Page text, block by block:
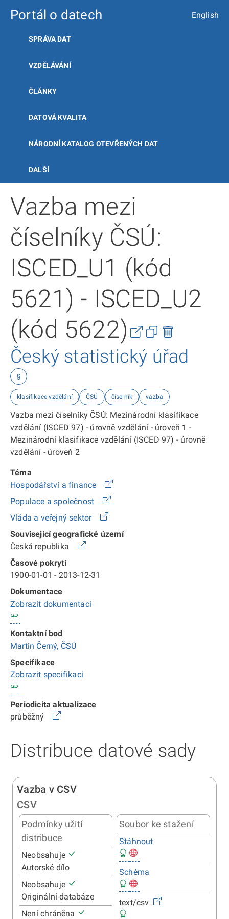
Portál o datech English
SPRÁVA DAT
VZDĚLÁVÁNÍ
ČLÁNKY
DATOVÁ KVALITA
NÁRODNÍ KATALOG OTEVŘENÝCH DAT
DALŠÍ
Vazba mezi
číselníky ČSÚ:
ISCED_U1 (kód
5621) - ISCED_U2
(kód 5622)
Český statistický úřad
§
klasifikace vzdělání ČSÚ číselník vazba
Vazba mezi číselníky ČSÚ: Mezinárodní klasifikace
vzdělání (ISCED 97) - úrovně vzdělání - úroveň 1 -
Mezinárodní klasifikace vzdělání (ISCED 97) - úrovně
vzdělání - úroveň 2
Téma
Hospodářství a finance
Populace a společnost
Vláda a veřejný sektor
Související geografické území
Česká republika
Časové pokrytí
1900-01-01 - 2013-12-31
Dokumentace
Zobrazit dokumentaci
Kontaktní bod
Martin Černý, ČSÚ
Specifikace
Zobrazit specifikaci
Periodicita aktualizace
průběžný
Distribuce datové sady
Vazba v CSV
CSV
Podmínky užití
distribuce
Neobsahuje
Autorské dílo
Neobsahuje
Originální databáze
Není chráněna
Soubor ke stažení
Stáhnout
Schéma
text/csv